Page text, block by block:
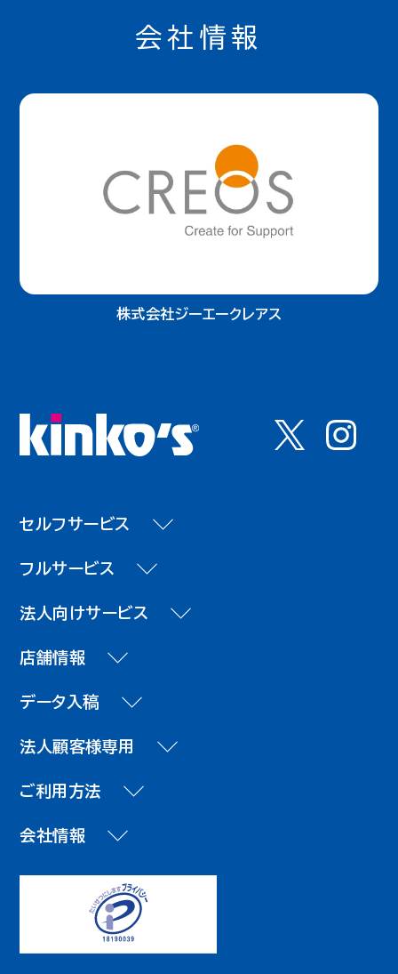
会社情報
株式会社ジーエークレアス
セルフサービス
フルサービス
法人向けサービス
店舗情報
データ入稿
法人顧客様専用
ご利用方法
会社情報